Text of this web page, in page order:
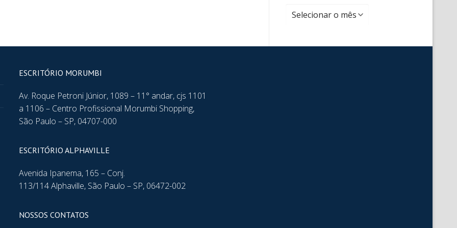
ESCRITÓRIO MORUMBI
Av. Roque Petroni Júnior, 1089 – 11° andar, cjs 1101
a 1106 – Centro Profissional Morumbi Shopping,
São Paulo – SP, 04707-000
ESCRITÓRIO ALPHAVILLE
Avenida Ipanema, 165 – Conj.
113/114 Alphaville, São Paulo – SP, 06472-002
NOSSOS CONTATOS